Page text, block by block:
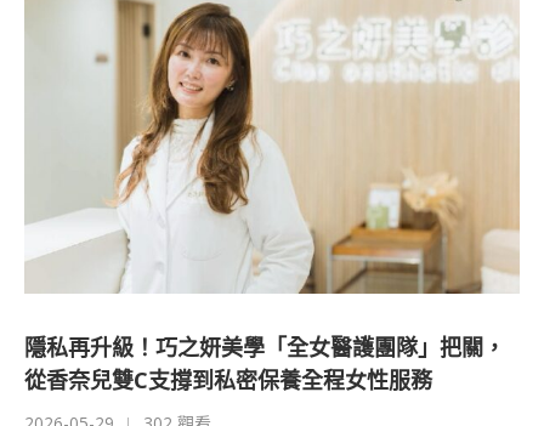
隱私再升級！巧之妍美學「全女醫護團隊」把關，
從香奈兒雙C支撐到私密保養全程女性服務